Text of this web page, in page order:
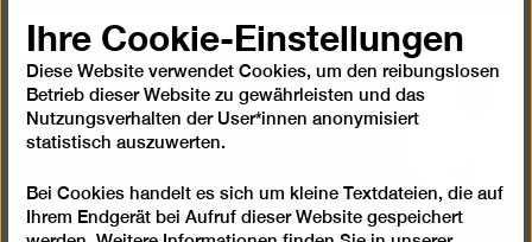
Ihre Cookie-Einstellungen
Diese Website verwendet Cookies, um den reibungslosen
Betrieb dieser Website zu gewährleisten und das
Nutzungsverhalten der User*innen anonymisiert
statistisch auszuwerten.
Bei Cookies handelt es sich um kleine Textdateien, die auf
Ihrem Endgerät bei Aufruf dieser Website gespeichert